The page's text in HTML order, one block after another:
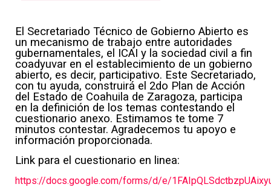
El Secretariado Técnico de Gobierno Abierto es
un mecanismo de trabajo entre autoridades
gubernamentales, el ICAI y la sociedad civil a fin
coadyuvar en el establecimiento de un gobierno
abierto, es decir, participativo. Este Secretariado,
con tu ayuda, construirá el 2do Plan de Acción
del Estado de Coahuila de Zaragoza, participa
en la definición de los temas contestando el
cuestionario anexo. Estimamos te tome 7
minutos contestar. Agradecemos tu apoyo e
información proporcionada.
Link para el cuestionario en linea:
https://docs.google.com/forms/d/e/